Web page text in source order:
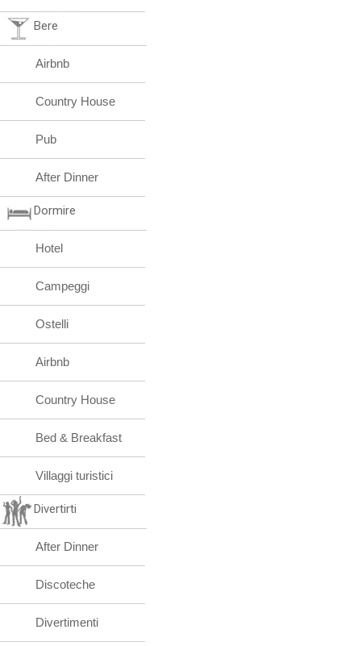
Bere
Airbnb
Country House
Pub
After Dinner
Dormire
Hotel
Campeggi
Ostelli
Airbnb
Country House
Bed & Breakfast
Villaggi turistici
Divertirti
After Dinner
Discoteche
Divertimenti